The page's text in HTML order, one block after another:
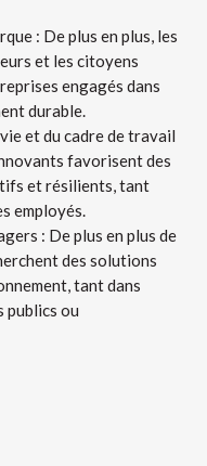
: De plus en plus, les
et les citoyens
engagés dans
durable.
et du cadre de travail
favorisent des
et résilients, tant
employés.
: De plus en plus de
des solutions
tant dans
publics ou